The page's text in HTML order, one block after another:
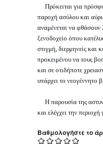
Πρόκειται για
παροχή ασύλου και
αναμένεται να φθάσουν
ξενοδοχείο όπου
στιγμή, διερμηνείς και
προκειμένου να τους
και σε οτιδήποτε
υπάρχει το νεογέννητο
Η παρουσία της
και ελέγχει την
Βαθμολογήστε το